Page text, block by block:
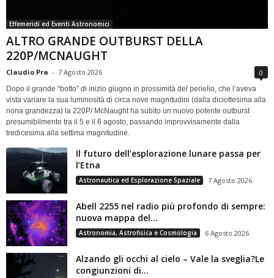
Effemeridi ed Eventi Astronomici
ALTRO GRANDE OUTBURST DELLA
220P/MCNAUGHT
Claudio Pra - 7 Agosto 2026 0
Dopo il grande “botto” di inizio giugno in prossimità del perielio, che l’aveva
vista variare la sua luminosità di circa nove magnitudini (dalla diciottesima alla
nona grandezza) la 220P/ McNaught ha subìto un nuovo potente outburst
presumibilmente tra il 5 e il 6 agosto, passando improvvisamente dalla
tredicesima alla settima magnitudine.
Il futuro dell’esplorazione lunare passa per
l’Etna
Astronautica ed Esplorazione Spaziale 7 Agosto 2026
Abell 2255 nel radio più profondo di sempre:
nuova mappa del...
Astronomia, Astrofisica e Cosmologia 6 Agosto 2026
Alzando gli occhi al cielo – Vale la sveglia?Le
congiunzioni di...